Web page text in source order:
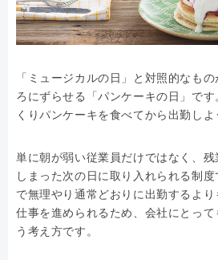
「ミュージカルの日」と対照的なも
ろにずらせる「パンケーキの日」で
くりパンケーキを食べてから出勤しよ
単に朝が弱い従業員だけではなく、
しまった次の日に取り入れられる制
で無理やり通常どおりに出勤するよ
仕事を進められるため、会社にとっ
う考え方です。